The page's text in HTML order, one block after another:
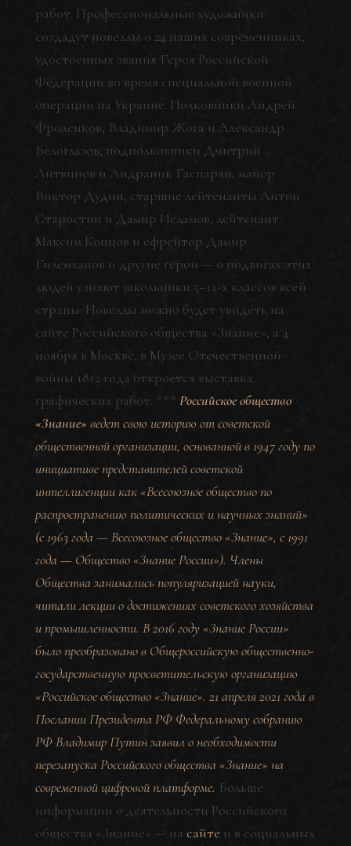
работ. Профессиональные художники
создадут новеллы о 24 наших современниках,
удостоенных звания Героя Российской
Федерации во время специальной военной
операции на Украине. Полковники Андрей
Фроленков, Владимир Жога и Александр
Белоглазов, подполковники Дмитрий
Литвинов и Андраник Гаспарян, майор
Виктор Дудин, старшие лейтенанты Антон
Старостин и Дамир Исламов, лейтенант
Максим Концов и ефрейтор Дамир
Гилемханов и другие герои — о подвигах этих
людей узнают школьники 5–11-х классов всей
страны. Новеллы можно будет увидеть на
сайте Российского общества «Знание», а 4
ноября в Москве, в Музее Отечественной
войны 1812 года откроется выставка
графических работ. *** Российское общество
«Знание» ведет свою историю от советской
общественной организации, основанной в 1947 году по
инициативе представителей советской
интеллигенции как «Всесоюзное общество по
распространению политических и научных знаний»
(с 1963 года — Всесоюзное общество «Знание», с 1991
года — Общество «Знание России»). Члены
Общества занимались популяризацией науки,
читали лекции о достижениях советского хозяйства
и промышленности. В 2016 году «Знание России»
было преобразовано в Общероссийскую общественно-
государственную просветительскую организацию
«Российское общество «Знание». 21 апреля 2021 года в
Послании Президента РФ Федеральному собранию
РФ Владимир Путин заявил о необходимости
перезапуска Российского общества «Знание» на
современной цифровой платформе. Больше
информации о деятельности Российского
общества «Знание» — на сайте и в социальных